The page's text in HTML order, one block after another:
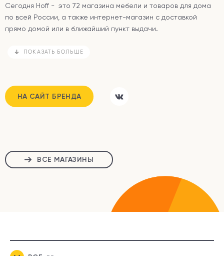
Сегодня Hoff - это 72 магазина мебели и товаров для дома
по всей России, а также интернет-магазин с доставкой
прямо домой или в ближайший пункт выдачи.
ПОКАЗАТЬ БОЛЬШЕ
НА САЙТ БРЕНДА
ВСЕ МАГАЗИНЫ